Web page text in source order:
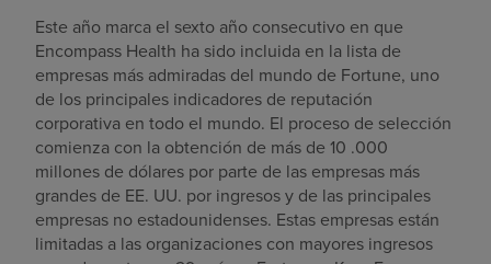
Este año marca el sexto año consecutivo en que
Encompass Health ha sido incluida en la lista de
empresas más admiradas del mundo de Fortune, uno
de los principales indicadores de reputación
corporativa en todo el mundo. El proceso de selección
comienza con la obtención de más de 10 .000
millones de dólares por parte de las empresas más
grandes de EE. UU. por ingresos y de las principales
empresas no estadounidenses. Estas empresas están
limitadas a las organizaciones con mayores ingresos